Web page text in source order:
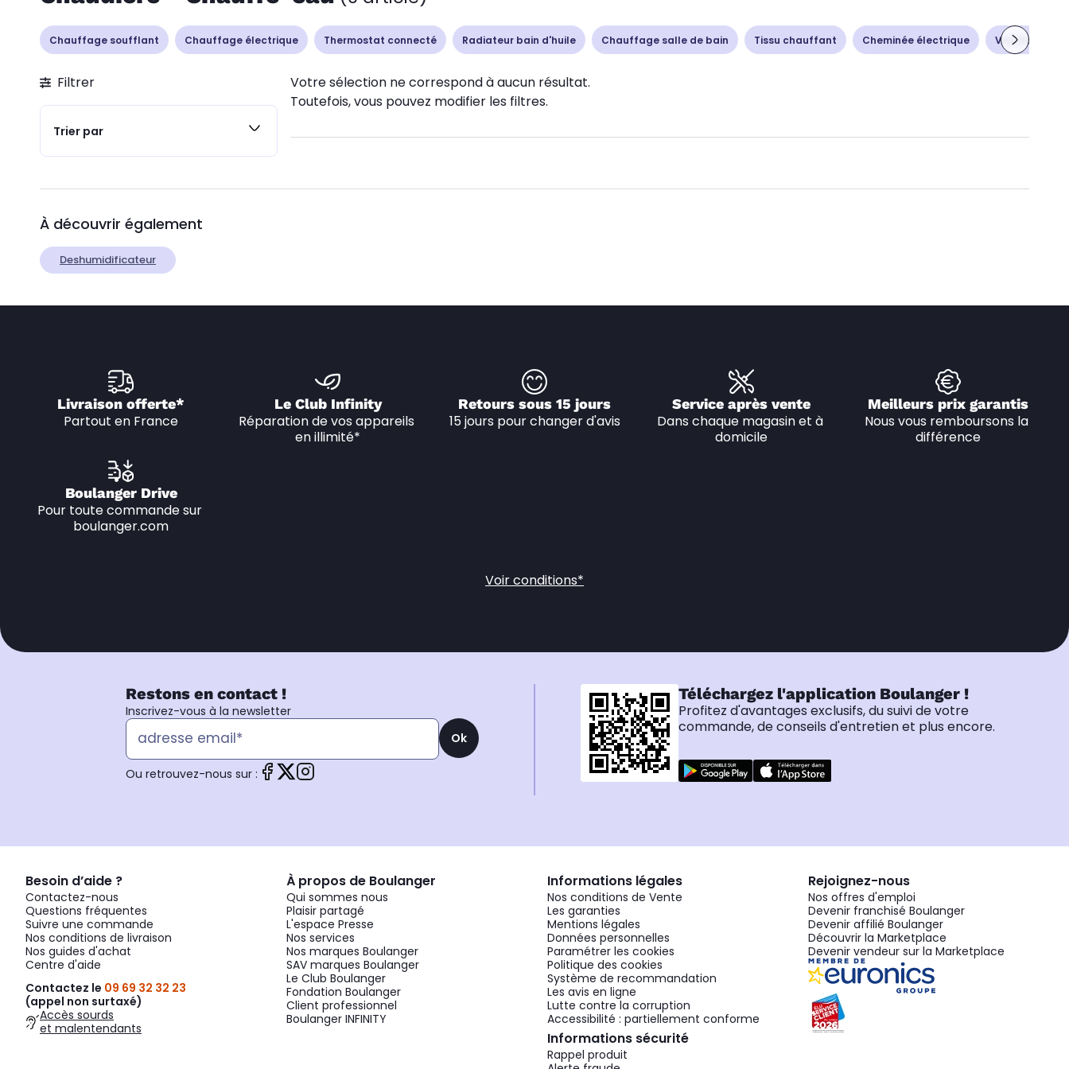
Chauffage soufflant Chauffage électrique Thermostat connecté Radiateur bain d'huile Chauffage salle de bain Tissu chauffant Cheminée électrique Ventilation -
Filtrer
Trier par
Votre sélection ne correspond à aucun résultat.
Toutefois, vous pouvez modifier les filtres.
À découvrir également
Deshumidificateur
Livraison offerte*
Partout en France
Le Club Infinity
Réparation de vos appareils
en illimité*
Retours sous 15 jours
15 jours pour changer d'avis
Service après vente
Dans chaque magasin et à
domicile
Meilleurs prix garantis
Nous vous remboursons la
différence
Boulanger Drive
Pour toute commande sur
boulanger.com
Voir conditions*
Restons en contact !
Inscrivez-vous à la newsletter
Ok
Ou retrouvez-nous sur :
Téléchargez l'application Boulanger !
Profitez d'avantages exclusifs, du suivi de votre
commande, de conseils d'entretien et plus encore.
Besoin d’aide ?
Contactez-nous
Questions fréquentes
Suivre une commande
Nos conditions de livraison
Nos guides d'achat
Centre d'aide
Contactez le 09 69 32 32 23
(appel non surtaxé)
Accès sourds
et malentendants
À propos de Boulanger
Qui sommes nous
Plaisir partagé
L'espace Presse
Nos services
Nos marques Boulanger
SAV marques Boulanger
Le Club Boulanger
Fondation Boulanger
Client professionnel
Boulanger INFINITY
Informations légales
Nos conditions de Vente
Les garanties
Mentions légales
Données personnelles
Paramétrer les cookies
Politique des cookies
Système de recommandation
Les avis en ligne
Lutte contre la corruption
Accessibilité : partiellement conforme
Informations sécurité
Rappel produit
Rejoignez-nous
Nos offres d'emploi
Devenir franchisé Boulanger
Devenir affilié Boulanger
Découvrir la Marketplace
Devenir vendeur sur la Marketplace